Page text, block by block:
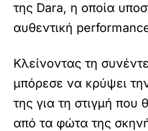
της Dara, η οποία
αυθεντική
Κλείνοντας τη
μπόρεσε να κρύψει
της για τη στιγμή που
από τα φώτα της